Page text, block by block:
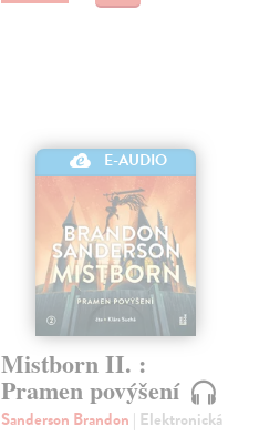
E-AUDIO
Mistborn II. :
Pramen povýšení
Sanderson Brandon | Elektronická